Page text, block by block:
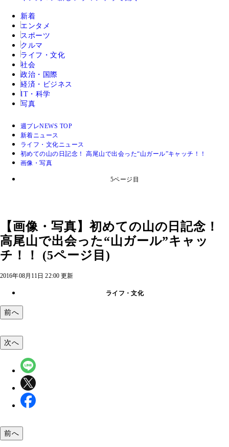
新着
エンタメ
スポーツ
クルマ
ライフ・文化
社会
政治・国際
経済・ビジネス
IT・科学
写真
週プレNEWS TOP
新着ニュース
ライフ・文化ニュース
初めての山の日記念！ 高尾山で出会った“山ガール”キャッチ！！
画像・写真
5ページ目
【画像・写真】初めての山の日記念！
高尾山で出会った“山ガール”キャッ
チ！！ (5ページ目)
2016年08月11日 22:00 更新
ライフ・文化
前へ
次へ
前へ